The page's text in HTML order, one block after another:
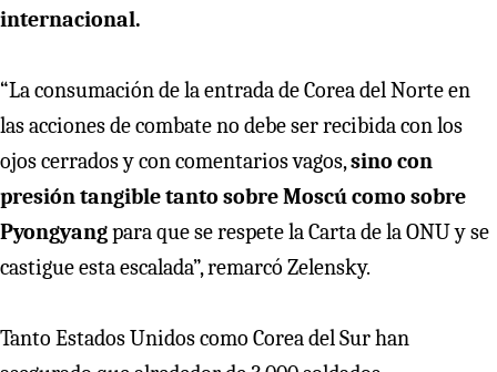
internacional.
“La consumación de la entrada de Corea del Norte en
las acciones de combate no debe ser recibida con los
ojos cerrados y con comentarios vagos,sino con
presión tangible tanto sobre Moscú como sobre
Pyongyangpara que se respete la Carta de la ONU y se
castigue esta escalada”, remarcó Zelensky.
Tanto Estados Unidos como Corea del Sur han